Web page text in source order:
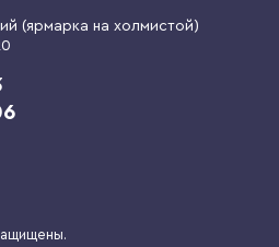
(ярмарка на холмистой)